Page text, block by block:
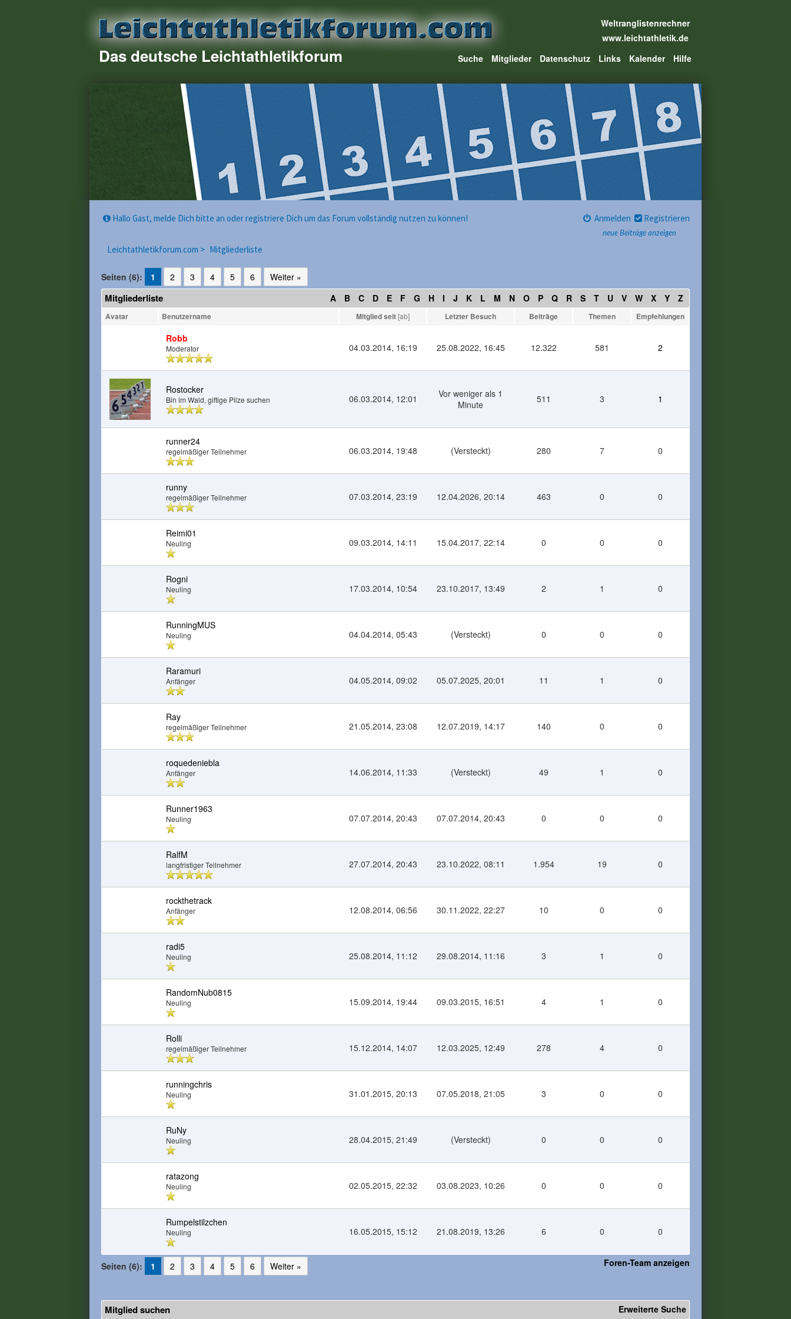
Das deutsche Leichtathletikforum
Weltranglistenrechner
www.leichtathletik.de
Suche
Mitglieder Datenschutz Links Kalender Hilfe
neue Beiträge anzeigen
Hallo Gast, melde Dich bitte an oder registriere Dich um das Forum vollständig nutzen zu können! Anmelden Registrieren
Leichtathletikforum.com > Mitgliederliste
Seiten (6): 1 2 3 4 5 6
Weiter »
A
B C D E F G H I J K L M N O P Q R S T U V W X Y Z
Mitgliederliste
Avatar Benutzername Mitglied seit[ab] Letzter Besuch Beiträge Themen Empfehlungen
Robb
Moderator 04.03.2014, 16:19 25.08.2022, 16:45 12.322 581 2
Rostocker
Bin im Wald, giftige Pilze suchen 06.03.2014, 12:01
Vor weniger als 1
Minute
511 3 1
runner24
regelmäßiger Teilnehmer 06.03.2014, 19:48 (Versteckt) 280 7 0
runny
regelmäßiger Teilnehmer 07.03.2014, 23:19 12.04.2026, 20:14 463 0 0
Reimi01
Neuling 09.03.2014, 14:11 15.04.2017, 22:14 0 0 0
Rogni
Neuling 17.03.2014, 10:54 23.10.2017, 13:49 2 1 0
RunningMUS
Neuling 04.04.2014, 05:43 (Versteckt) 0 0 0
Raramuri
Anfänger 04.05.2014, 09:02 05.07.2025, 20:01 11 1 0
Ray
regelmäßiger Teilnehmer 21.05.2014, 23:08 12.07.2019, 14:17 140 0 0
roquedeniebla
Anfänger 14.06.2014, 11:33 (Versteckt) 49 1 0
Runner1963
Neuling 07.07.2014, 20:43 07.07.2014, 20:43 0 0 0
RalfM
langfristiger Teilnehmer 27.07.2014, 20:43 23.10.2022, 08:11 1.954 19 0
rockthetrack
Anfänger 12.08.2014, 06:56 30.11.2022, 22:27 10 0 0
radi5
Neuling 25.08.2014, 11:12 29.08.2014, 11:16 3 1 0
RandomNub0815
Neuling 15.09.2014, 19:44 09.03.2015, 16:51 4 1 0
Rolli
regelmäßiger Teilnehmer 15.12.2014, 14:07 12.03.2025, 12:49 278 4 0
runningchris
Neuling 31.01.2015, 20:13 07.05.2018, 21:05 3 0 0
RuNy
Neuling 28.04.2015, 21:49 (Versteckt) 0 0 0
ratazong
Neuling 02.05.2015, 22:32 03.08.2023, 10:26 0 0 0
Rumpelstilzchen
Neuling 16.05.2015, 15:12 21.08.2019, 13:26 6 0 0
Foren-Team anzeigen
Seiten (6): 1 2 3 4 5 6 Weiter »
Erweiterte Suche
Mitglied suchen